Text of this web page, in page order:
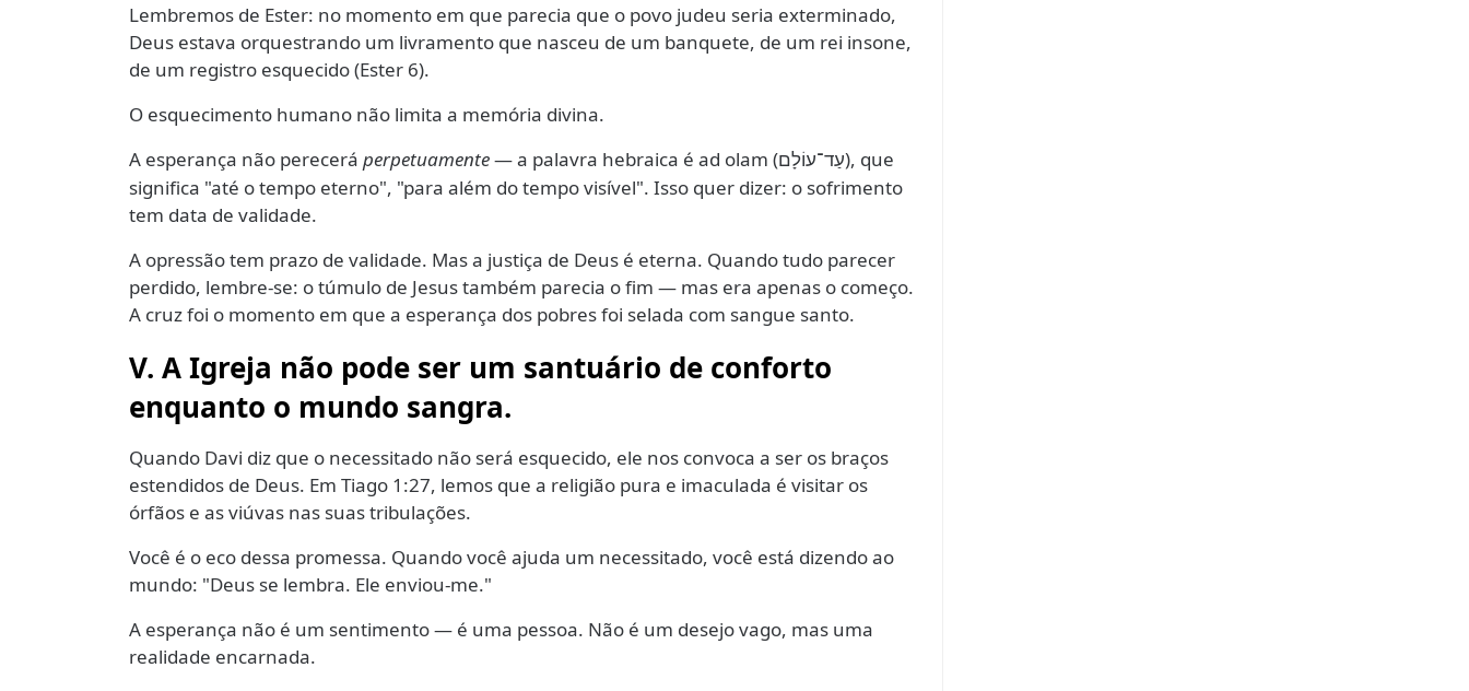
Lembremos de Ester: no momento em que parecia que o povo judeu seria exterminado,
Deus estava orquestrando um livramento que nasceu de um banquete, de um rei insone,
de um registro esquecido (Ester 6).
O esquecimento humano não limita a memória divina.
A esperança não perecerá perpetuamente— a palavra hebraica é ad olam (עַד־עוֹלָם), que
significa "até o tempo eterno", "para além do tempo visível". Isso quer dizer: o sofrimento
tem data de validade.
A opressão tem prazo de validade. Mas a justiça de Deus é eterna. Quando tudo parecer
perdido, lembre-se: o túmulo de Jesus também parecia o fim — mas era apenas o começo.
A cruz foi o momento em que a esperança dos pobres foi selada com sangue santo.
V. A Igreja não pode ser um santuário de conforto
enquanto o mundo sangra.
Quando Davi diz que o necessitado não será esquecido, ele nos convoca a ser os braços
estendidos de Deus. Em Tiago 1:27, lemos que a religião pura e imaculada é visitar os
órfãos e as viúvas nas suas tribulações.
Você é o eco dessa promessa. Quando você ajuda um necessitado, você está dizendo ao
mundo: "Deus se lembra. Ele enviou-me."
A esperança não é um sentimento — é uma pessoa. Não é um desejo vago, mas uma
realidade encarnada.